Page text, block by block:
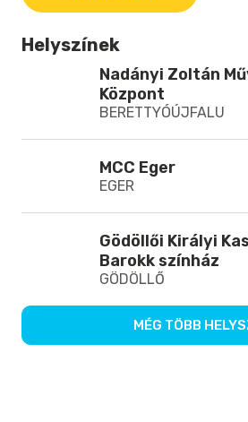
Helyszínek
Nadányi Zoltán
Központ
BERETTYÓÚJFALU
MCC Eger
EGER
Gödöllői Királyi
Barokk színház
GÖDÖLLŐ
MÉG TÖBB